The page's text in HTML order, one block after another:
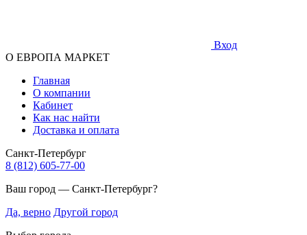
Вход
О ЕВРОПА МАРКЕТ
Главная
О компании
Кабинет
Как нас найти
Доставка и оплата
Санкт-Петербург
8 (812) 605-77-00
Ваш город — Санкт-Петербург?
Да, верно Другой город